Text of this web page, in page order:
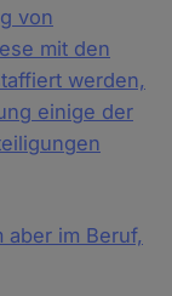
von
mit den
werden,
einige der
aber im Beruf,